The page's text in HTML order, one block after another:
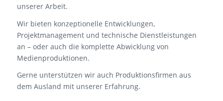
unserer Arbeit.
Wir bieten konzeptionelle Entwicklungen,
Projektmanagement und technische Dienstleistungen
an – oder auch die komplette Abwicklung von
Medienproduktionen.
Gerne unterstützen wir auch Produktionsfirmen aus
dem Ausland mit unserer Erfahrung.